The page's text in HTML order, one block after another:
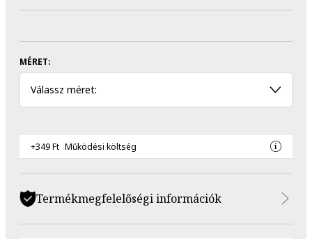
MÉRET:
Válassz méret:
+349 Ft Működési költség
Termékmegfelelőségi információk